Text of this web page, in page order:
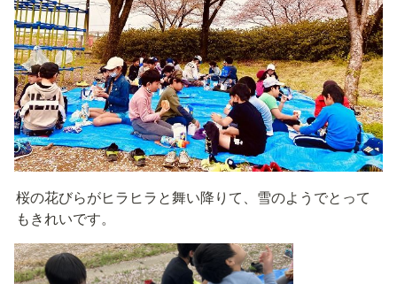
桜の花びらがヒラヒラと舞い降りて、雪のようでとって
もきれいです。